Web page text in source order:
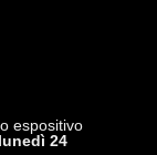
espositivo
24